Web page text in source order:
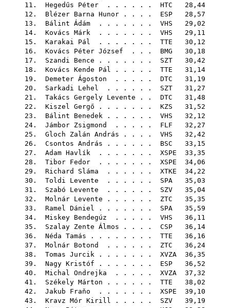
11. Hegedűs Péter . . . . . . HTC 28,44
12. Blézer Barna Hunor . . . . ESP 28,57
13. Bálint Ádám . . . . . . . VHS 29,02
14. Kovács Márk . . . . . . . VHS 29,11
15. Karakai Pál . . . . . . . TTE 30,12
16. Kovács Péter József . . . BMG 30,18
17. Szandi Bence . . . . . . . SZT 30,42
18. Kovács Kende Pál . . . . . TTE 31,14
19. Demeter Ágoston . . . . . DTC 31,19
20. Sarkadi Lehel . . . . . . SZT 31,27
21. Takács Gergely Levente . . DTC 31,48
22. Kiszel Gergő . . . . . . . KZS 31,52
23. Bálint Benedek . . . . . . VHS 32,12
24. Jámbor Zsigmond . . . . . FLF 32,27
25. Gloch Zalán András . . . . VHS 32,42
26. Csontos András . . . . . . BSC 33,15
27. Adam Havlík . . . . . . . XSPE 33,35
28. Tibor Fedor . . . . . . . XSPE 34,06
29. Richard Sláma . . . . . . XTKE 34,22
30. Toldi Levente . . . . . . SPA 35,03
31. Szabó Levente . . . . . . SZV 35,04
32. Molnár Levente . . . . . . ZTC 35,35
33. Ramel Dániel . . . . . . . SPA 35,59
34. Miskey Bendegúz . . . . . VHS 36,11
35. Szalay Zente Álmos . . . . CSP 36,14
36. Néda Tamás . . . . . . . . TTE 36,16
37. Molnár Botond . . . . . . ZTC 36,24
38. Tomas Jurcik . . . . . . . XVZA 36,35
39. Nagy Kristóf . . . . . . . ESP 36,52
40. Michal Ondrejka . . . . . XVZA 37,32
41. Székely Márton . . . . . . TTE 38,02
42. Jakub Fraňo . . . . . . . XSPE 39,10
43. Kravz Mór Kirill . . . . . SZV 39,19